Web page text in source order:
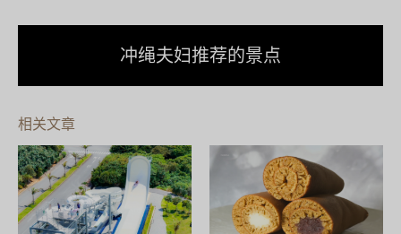
冲绳夫妇推荐的景点
相关文章